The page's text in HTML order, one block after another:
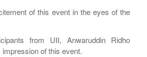
of this event in the eyes of the
from UII, Anwaruddin Ridho
of this event.